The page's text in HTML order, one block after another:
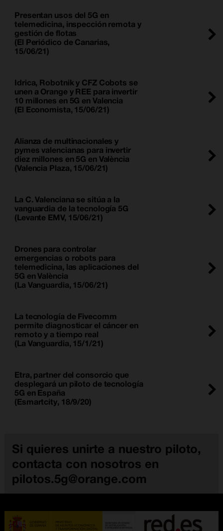
Presentan usos del 5G en
telemedicina, inspección remota y
gestión de flotas
(El Periódico de Canarias,
15/06/21)
Idrica, Robotnik y CFZ Cobots se
unen a Orange y REE para invertir
10 millones en 5G en Valencia
(El Economista, 15/06/21)
Alianza de multinacionales y
pymes valencianas para invertir
diez millones en 5G en València
(Valencia Plaza, 15/06/21)
La C. Valenciana se sitúa a la
vanguardia de la tecnología 5G
(Levante EMV, 15/06/21)
Drones para controlar
emergencias o robots para
telemedicina, las aplicaciones del
5G en València
(La Vanguardia, 15/06/21)
La tecnología de Fivecomm
permite diagnosticar el cáncer en
remoto y a tiempo real
(La Vanguardia, 15/1/21)
Etra, partner del consorcio que
desplegará un piloto de tecnología
5G en España
(Esmartcity, 18/9/20)
Si quieres unirte a nuestro piloto,
contacta con nosotros en
pilotos.5g@orange.com